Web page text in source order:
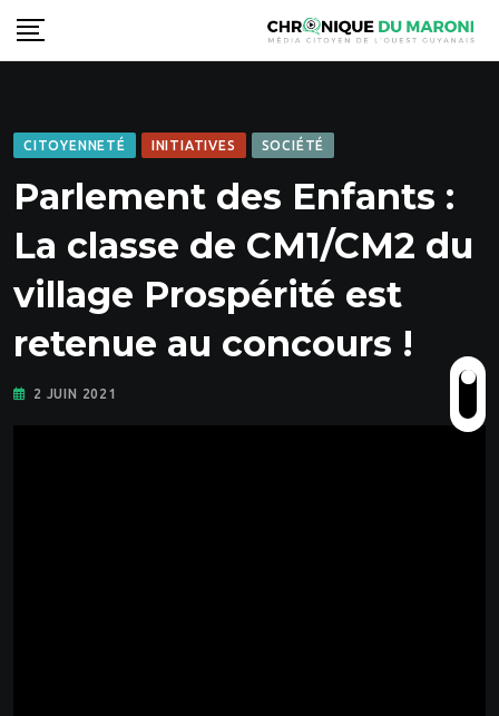
Skip
to
CITOYENNETÉ INITIATIVES SOCIÉTÉ
Parlement des Enfants :
La classe de CM1/CM2 du
village Prospérité est
retenue au concours !
2 JUIN 2021